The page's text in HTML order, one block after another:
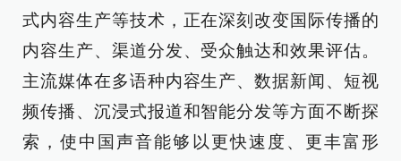
式内容生产等技术，正在深刻改变国际传播的
内容生产、渠道分发、受众触达和效果评估。
主流媒体在多语种内容生产、数据新闻、短视
频传播、沉浸式报道和智能分发等方面不断探
索，使中国声音能够以更快速度、更丰富形